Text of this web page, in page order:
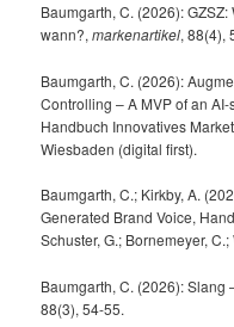
Baumgarth, C. (2026):
wann?,markenartikel, 88(4),
Baumgarth, C. (2026):
Controlling – A MVP of an
Handbuch Innovatives
Wiesbaden (digital first).
Baumgarth, C.; Kirkby, A.
Generated Brand Voice,
Schuster, G.; Bornemeyer,
Baumgarth, C. (2026):
88(3), 54-55.